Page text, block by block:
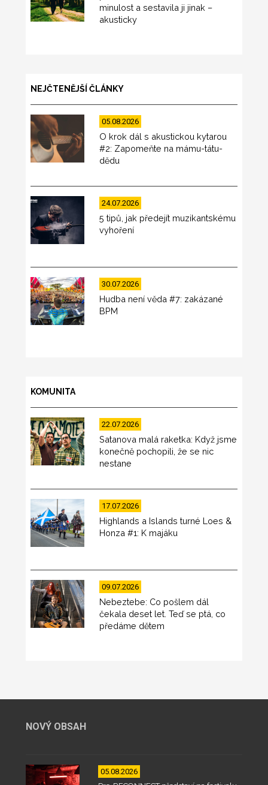
minulost a sestavila ji jinak –
akusticky
NEJČTENĚJŠÍ ČLÁNKY
05.08.2026
O krok dál s akustickou kytarou
#2: Zapomeňte na mámu-tátu-
dědu
24.07.2026
5 tipů, jak předejít muzikantskému
vyhoření
30.07.2026
Hudba není věda #7: zakázané
BPM
KOMUNITA
22.07.2026
Satanova malá raketka: Když jsme
konečně pochopili, že se nic
nestane
17.07.2026
Highlands a Islands turné Loes &
Honza #1: K majáku
09.07.2026
Nebeztebe: Co pošlem dál
čekala deset let. Teď se ptá, co
předáme dětem
NOVÝ OBSAH
05.08.2026